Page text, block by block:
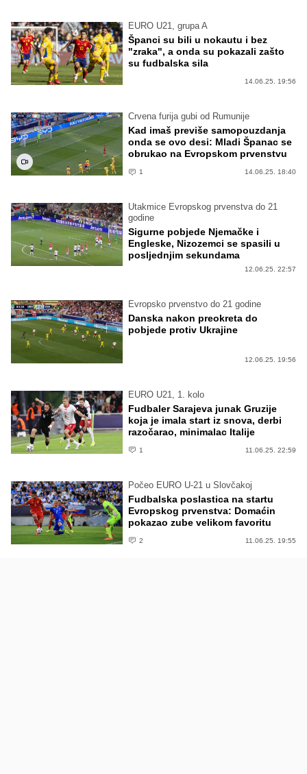
EURO U21, grupa A
Španci su bili u nokautu i bez
"zraka", a onda su pokazali zašto
su fudbalska sila
14.06.25. 19:56
Crvena furija gubi od Rumunije
Kad imaš previše samopouzdanja
onda se ovo desi: Mladi Španac se
obrukao na Evropskom prvenstvu
1 14.06.25. 18:40
Utakmice Evropskog prvenstva do 21
godine
Sigurne pobjede Njemačke i
Engleske, Nizozemci se spasili u
posljednjim sekundama
12.06.25. 22:57
Evropsko prvenstvo do 21 godine
Danska nakon preokreta do
pobjede protiv Ukrajine
12.06.25. 19:56
EURO U21, 1. kolo
Fudbaler Sarajeva junak Gruzije
koja je imala start iz snova, derbi
razočarao, minimalac Italije
1 11.06.25. 22:59
Počeo EURO U-21 u Slovčakoj
Fudbalska poslastica na startu
Evropskog prvenstva: Domaćin
pokazao zube velikom favoritu
2 11.06.25. 19:55